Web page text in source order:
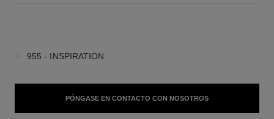
955 - INSPIRATION
PÓNGASE EN CONTACTO CON NOSOTROS